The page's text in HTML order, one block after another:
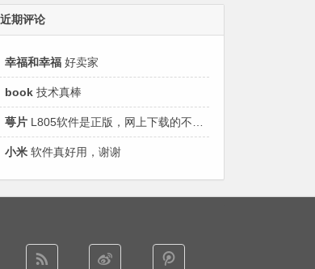
近期评论
幸福和幸福好卖家
book技术真棒
萼片L805软件是正版，网上下载的不好用，来这里清零来对了哈。
小米软件真好用，谢谢